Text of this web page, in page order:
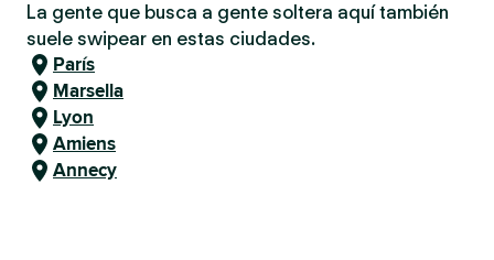
La gente que busca a gente soltera aquí también
suele swipear en estas ciudades.
París
Marsella
Lyon
Amiens
Annecy